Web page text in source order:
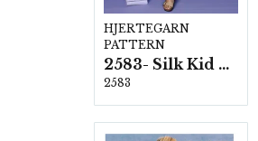
HJERTEGARN
PATTERN
2583- Silk Kid Mohair
2583